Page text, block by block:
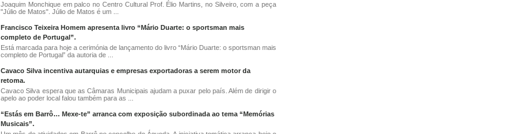
Joaquim Monchique em palco no Centro Cultural Prof. Élio Martins, no Silveiro, com a peça
"Júlio de Matos". Júlio de Matos é um ...
Francisco Teixeira Homem apresenta livro “Mário Duarte: o sportsman mais
completo de Portugal”.
Está marcada para hoje a cerimónia de lançamento do livro “Mário Duarte: o sportsman mais
completo de Portugal” da autoria de ...
Cavaco Silva incentiva autarquias e empresas exportadoras a serem motor da
retoma.
Cavaco Silva espera que as Câmaras Municipais ajudam a puxar pelo país. Além de dirigir o
apelo ao poder local falou também para as ...
“Estás em Barrô… Mexe-te” arranca com exposição subordinada ao tema “Memórias
Musicais”.